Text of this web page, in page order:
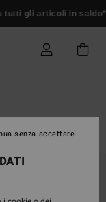
tutti gli articoli in saldo*
cerchi
senza accettare